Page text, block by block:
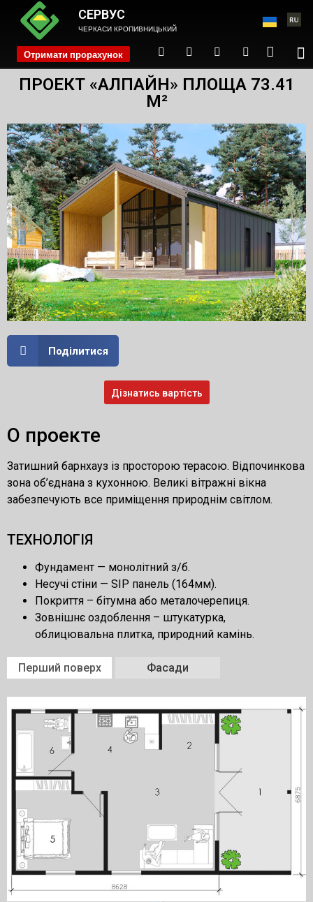
СЕРВУС
ЧЕРКАСИ КРОПИВНИЦЬКИЙ
Отримати прорахунок phone
ПРОЕКТ «АЛПАЙН» ПЛОЩА 73.41
М²
Поділитися
Дізнатись вартість
О проекте
Затишний барнхауз із просторою терасою. Відпочинкова
зона об’єднана з кухонною. Великі вітражні вікна
забезпечують все приміщення природнім світлом.
ТЕХНОЛОГІЯ
Фундамент — монолітний з/б.
Несучі стіни — SIP панель (164мм).
Покриття – бітумна або металочерепиця.
Зовнішнє оздоблення – штукатурка,
облицювальна плитка, природний камінь.
Перший поверх Фасади